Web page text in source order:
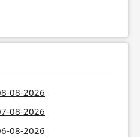
08-2026
08-2026
08-2026